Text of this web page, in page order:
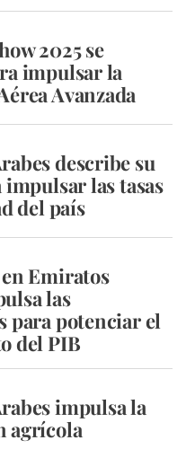
2025 se
impulsar la
Avanzada
describe su
las tasas
del país
Emiratos
las
para potenciar el
del PIB
impulsa la
agrícola